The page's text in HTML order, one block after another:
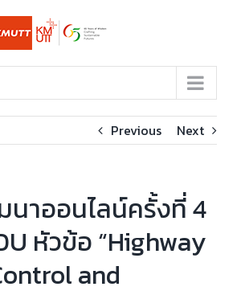
Previous Next
าออนไลน์ครั้งที่ 4
หัวข้อ “Highway
and